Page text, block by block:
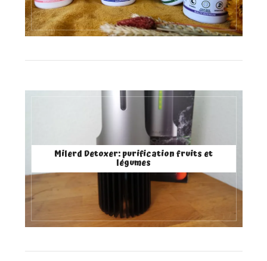
Milerd Detoxer: purification fruits et
légumes